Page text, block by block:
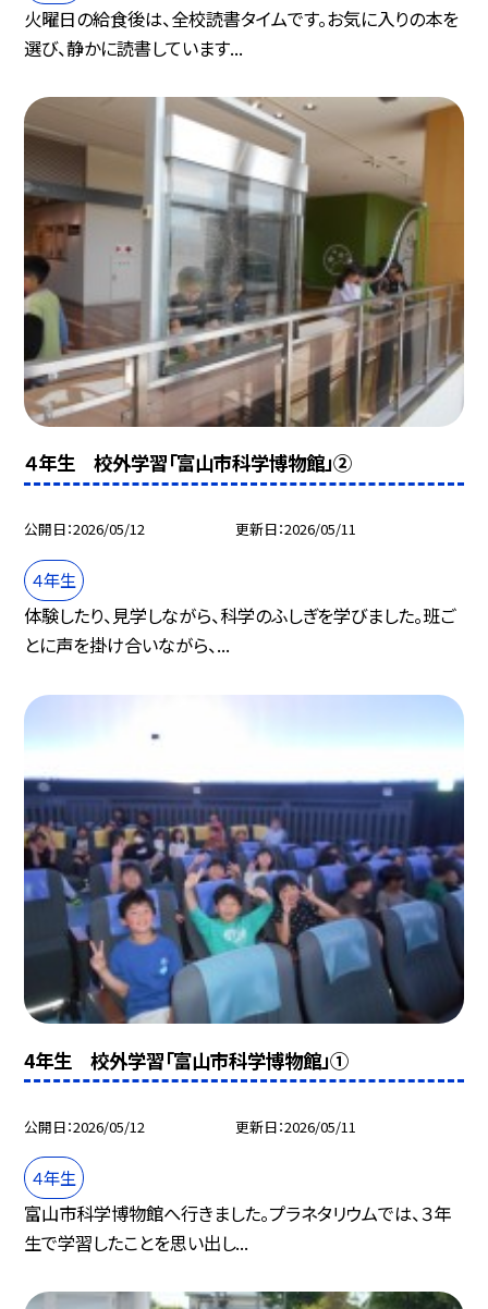
火曜日の給食後は、全校読書タイムです。お気に入りの本を
選び、静かに読書しています...
４年生 校外学習「富山市科学博物館」②
公開日 2026/05/12 更新日 2026/05/11
４年生
体験したり、見学しながら、科学のふしぎを学びました。班ご
とに声を掛け合いながら、...
4年生 校外学習「富山市科学博物館」①
公開日 2026/05/12 更新日 2026/05/11
４年生
富山市科学博物館へ行きました。プラネタリウムでは、３年
生で学習したことを思い出し...